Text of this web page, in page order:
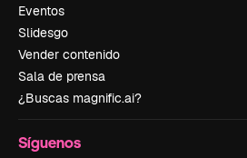
Eventos
Slidesgo
Vender contenido
Sala de prensa
¿Buscas magnific.ai?
Síguenos